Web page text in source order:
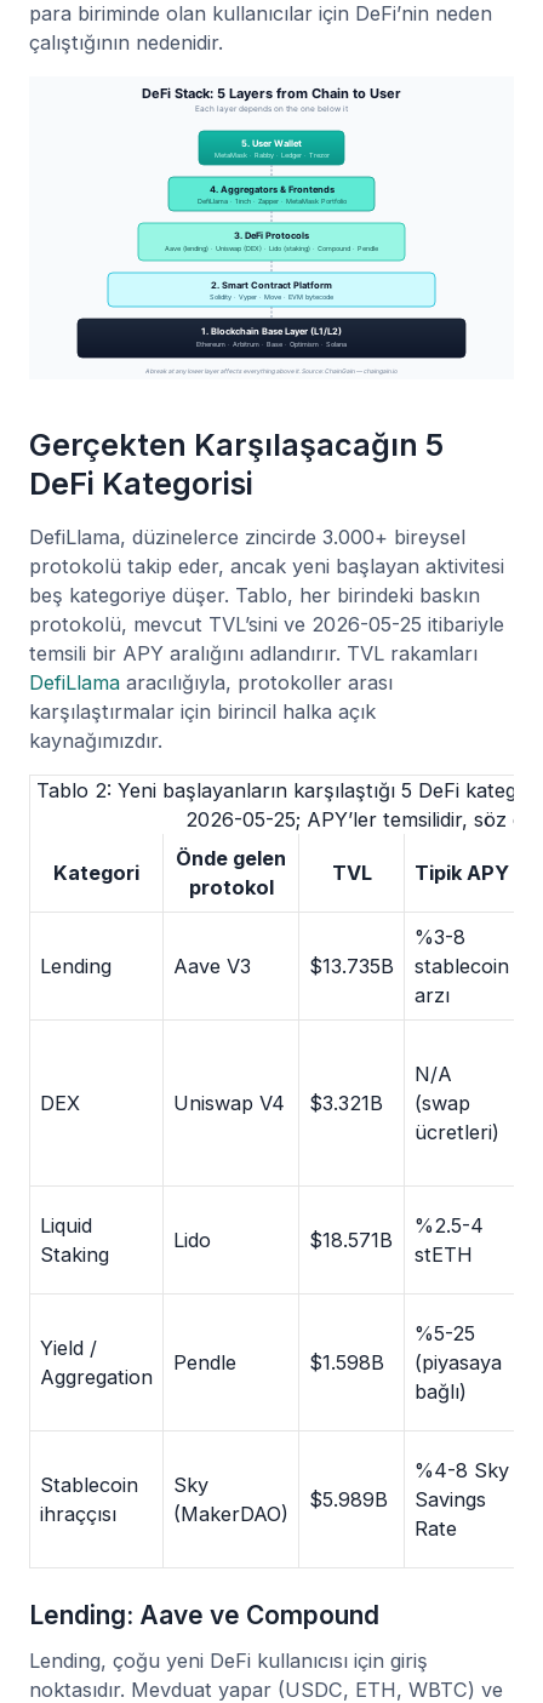
para biriminde olan kullanıcılar için DeFi’nin neden
çalıştığının nedenidir.
Gerçekten Karşılaşacağın 5
DeFi Kategorisi
DefiLlama, düzinelerce zincirde 3.000+ bireysel
protokolü takip eder, ancak yeni başlayan aktivitesi
beş kategoriye düşer. Tablo, her birindeki baskın
protokolü, mevcut TVL’sini ve 2026-05-25 itibariyle
temsili bir APY aralığını adlandırır. TVL rakamları
DefiLlama aracılığıyla, protokoller arası
karşılaştırmalar için birincil halka açık
kaynağımızdır.
Tablo 2: Yeni başlayanların karşılaştığı 5 DeFi
2026-05-25; APY’ler temsilidir, söz
Kategori
Önde gelen
protokol
TVL Tipik APY
Lending Aave V3 $13.735B
%3-8
stablecoin
arzı
DEX Uniswap V4 $3.321B
N/A
(swap
ücretleri)
Liquid
Staking
Lido $18.571B
%2.5-4
stETH
Yield /
Aggregation
Pendle $1.598B
%5-25
(piyasaya
bağlı)
Stablecoin
ihraççısı
Sky
(MakerDAO)
$5.989B
%4-8 Sky
Savings
Rate
Lending: Aave ve Compound
Lending, çoğu yeni DeFi kullanıcısı için giriş
noktasıdır. Mevduat yapar (USDC, ETH, WBTC) ve